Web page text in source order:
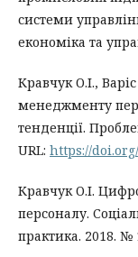
системи
економіка та
Кравчук О.І.,
менеджменту
тенденції.
URL: https://
Кравчук О.І.
персоналу.
практика. 2018. №